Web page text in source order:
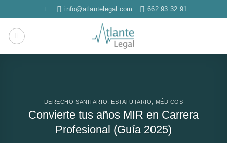
al
contenido
info@atlantelegal.com 662 93 32 91
DERECHO SANITARIO ESTATUTARIO MÉDICOS
Convierte tus años MIR en Carrera
Profesional (Guía 2025)